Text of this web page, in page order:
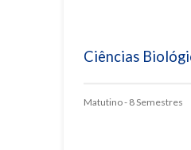
Ciências
Matutino - 8 Semestres